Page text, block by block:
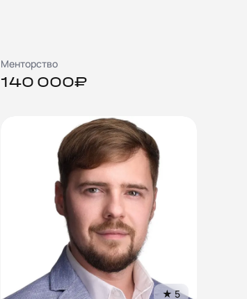
Менторство
140 000₽
★5